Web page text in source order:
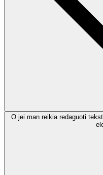
O jei man reikia redaguoti